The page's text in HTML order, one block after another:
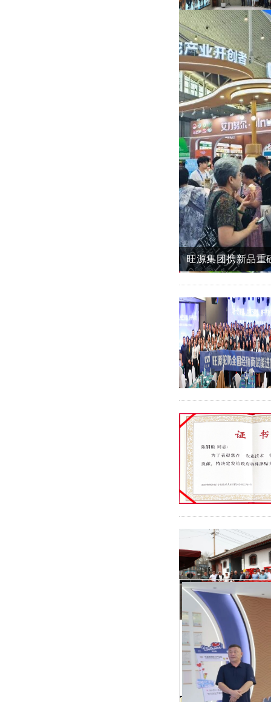
旺源新闻丨自治区
自治区党委宣传部
自治区科技厅调研
再攀高峰丨旺源集
旺源集团携新品